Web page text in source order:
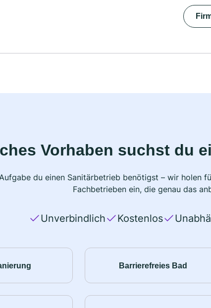
Vorhaben suchst du
du einen Sanitärbetrieb benötigst – wir holen
Fachbetrieben ein, die genau das
Unverbindlich Kostenlos
Barrierefreies Bad